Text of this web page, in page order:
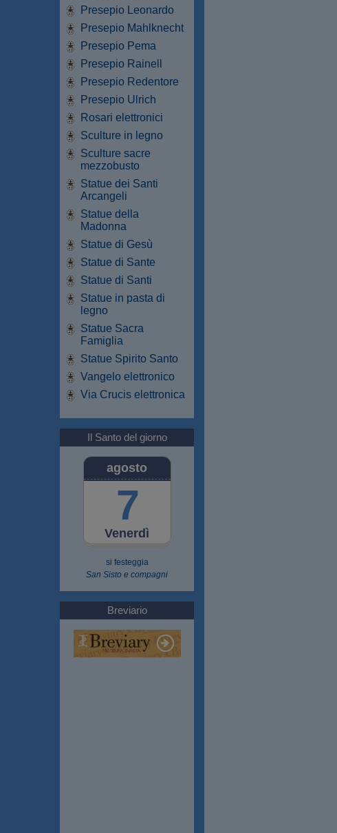
Presepio Leonardo
Presepio Mahlknecht
Presepio Pema
Presepio Rainell
Presepio Redentore
Presepio Ulrich
Rosari elettronici
Sculture in legno
Sculture sacre
mezzobusto
Statue dei Santi
Arcangeli
Statue della
Madonna
Statue di Gesù
Statue di Sante
Statue di Santi
Statue in pasta di
legno
Statue Sacra
Famiglia
Statue Spirito Santo
Vangelo elettronico
Via Crucis elettronica
Il Santo del giorno
Venerdì
agosto
7
si festeggia
San Sisto e compagni
Breviario